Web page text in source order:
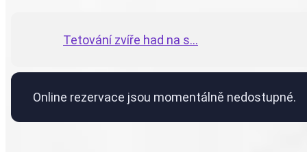
Tetování zvíře had na s...
Online rezervace jsou momentálně nedostupné.